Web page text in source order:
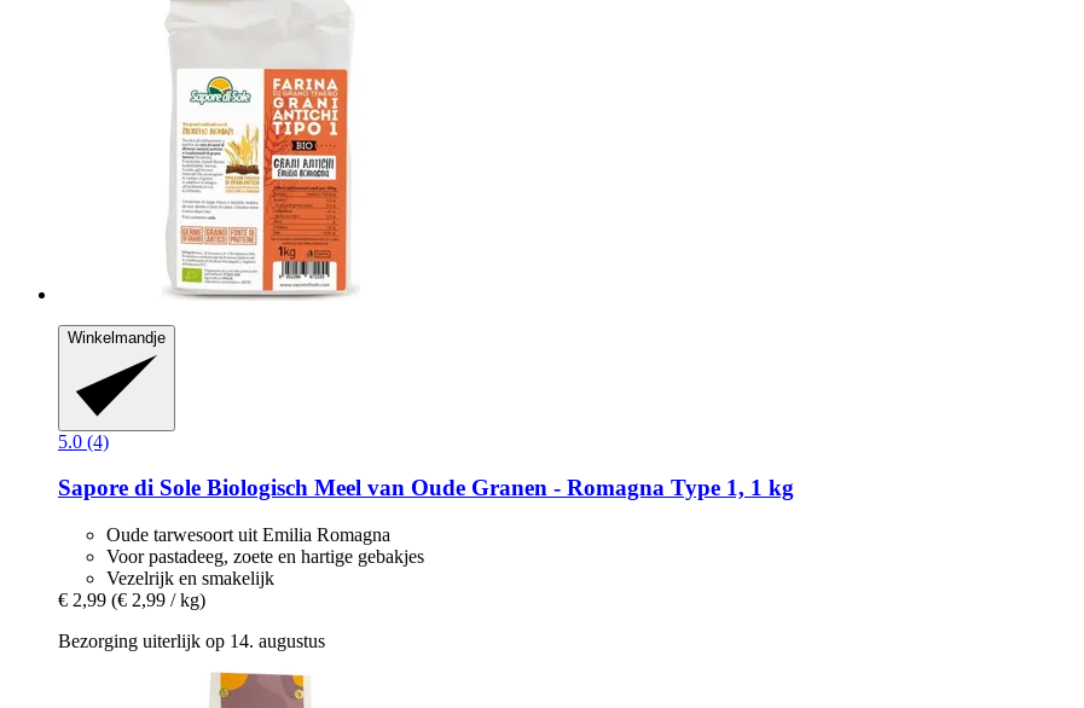
Winkelmandje
5.0 (4)
Sapore di Sole Biologisch Meel van Oude Granen -​ Romagna Type 1, 1 kg
Oude tarwesoort uit Emilia Romagna
Voor pastadeeg, zoete en hartige gebakjes
Vezelrijk en smakelijk
€ 2,99 (€ 2,99 / kg)
Bezorging uiterlijk op 14. augustus